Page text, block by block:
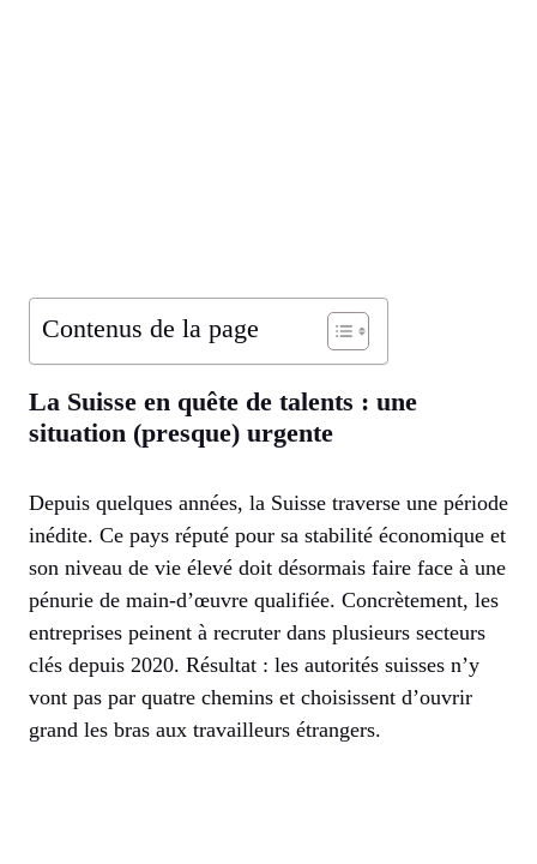
Contenus de la page
La Suisse en quête de talents : une
situation (presque) urgente
Depuis quelques années, la Suisse traverse une période
inédite. Ce pays réputé pour sa stabilité économique et
son niveau de vie élevé doit désormais faire face à une
pénurie de main-d’œuvre qualifiée. Concrètement, les
entreprises peinent à recruter dans plusieurs secteurs
clés depuis 2020. Résultat : les autorités suisses n’y
vont pas par quatre chemins et choisissent d’ouvrir
grand les bras aux travailleurs étrangers.